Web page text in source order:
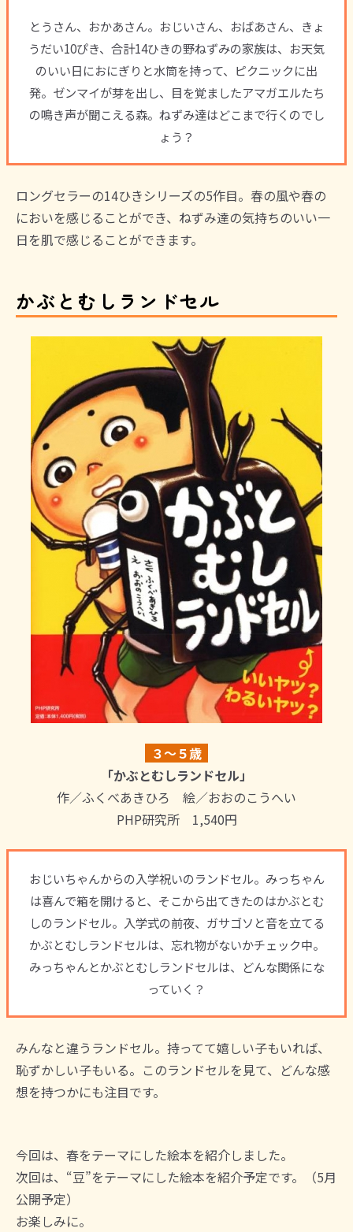
とうさん、おかあさん。おじいさん、おばあさん、きょ
うだい10ぴき、合計14ひきの野ねずみの家族は、お天気
のいい日におにぎりと水筒を持って、ピクニックに出
発。ゼンマイが芽を出し、目を覚ましたアマガエルたち
の鳴き声が聞こえる森。ねずみ達はどこまで行くのでし
ょう？
ロングセラーの14ひきシリーズの5作目。春の風や春の
においを感じることができ、ねずみ達の気持ちのいい一
日を肌で感じることができます。
かぶとむしランドセル
３～５歳
「かぶとむしランドセル」
作／ふくべあきひろ 絵／おおのこうへい
PHP研究所 1,540円
おじいちゃんからの入学祝いのランドセル。みっちゃん
は喜んで箱を開けると、そこから出てきたのはかぶとむ
しのランドセル。入学式の前夜、ガサゴソと音を立てる
かぶとむしランドセルは、忘れ物がないかチェック中。
みっちゃんとかぶとむしランドセルは、どんな関係にな
っていく？
みんなと違うランドセル。持ってて嬉しい子もいれば、
恥ずかしい子もいる。このランドセルを見て、どんな感
想を持つかにも注目です。
今回は、春をテーマにした絵本を紹介しました。
次回は、“豆”をテーマにした絵本を紹介予定です。（5月
公開予定）
お楽しみに。